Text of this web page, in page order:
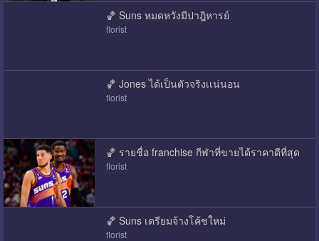
🏀 Suns หมดหวังมีปาฎิหารย์
florist
🏀 Jones ได้เป็นตัวจริงเเน่นอน
florist
🏀 รายชื่อ franchise กีฬาที่ขายได้ราคาดีที่สุด
florist
🏀 Suns เตรียมจ้างโค้ชใหม่
florist